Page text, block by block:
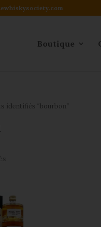
Boutique
identifiés “bourbon”